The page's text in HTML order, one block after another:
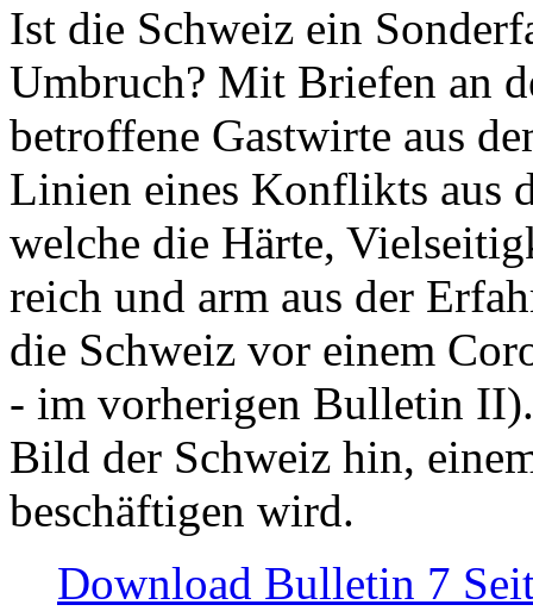
Ist die Schweiz ein
Umbruch? Mit Briefen an
betroffene Gastwirte aus
Linien eines Konflikts aus
welche die Härte,
reich und arm aus der
die Schweiz vor einem
- im vorherigen Bulletin
Bild der Schweiz hin,
beschäftigen wird.
Download Bulletin 7